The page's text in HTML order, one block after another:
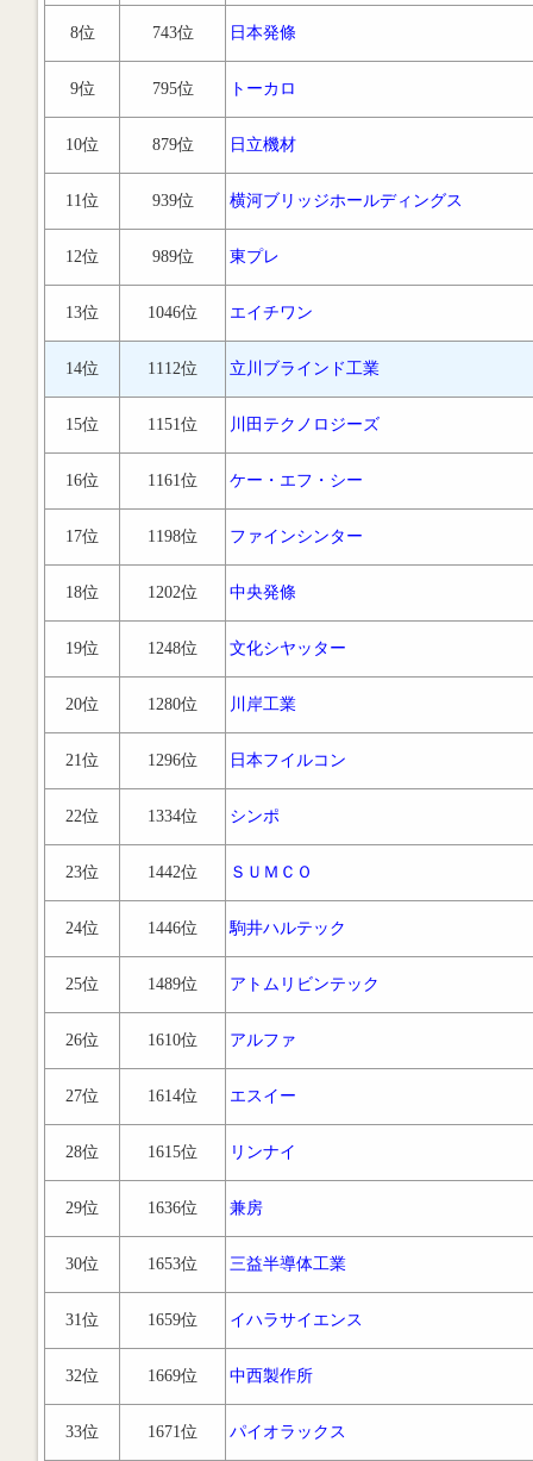
8位 743位 日本発條
9位 795位 トーカロ
10位 879位 日立機材
11位 939位 横河ブリッジホールディングス
12位 989位 東プレ
13位 1046位 エイチワン
14位 1112位 立川ブラインド工業
15位 1151位 川田テクノロジーズ
16位 1161位 ケー・エフ・シー
17位 1198位 ファインシンター
18位 1202位 中央発條
19位 1248位 文化シヤッター
20位 1280位 川岸工業
21位 1296位 日本フイルコン
22位 1334位 シンポ
23位 1442位 ＳＵＭＣＯ
24位 1446位 駒井ハルテック
25位 1489位 アトムリビンテック
26位 1610位 アルファ
27位 1614位 エスイー
28位 1615位 リンナイ
29位 1636位 兼房
30位 1653位 三益半導体工業
31位 1659位 イハラサイエンス
32位 1669位 中西製作所
33位 1671位 パイオラックス